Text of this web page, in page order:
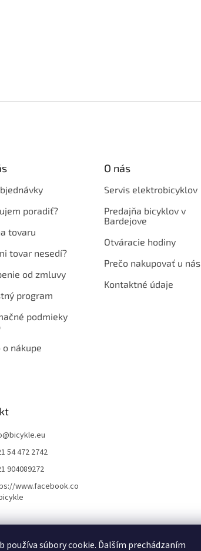
používa súbory cookie. Ďalším prechádzaním
poradiť?
tovaru
tovar nesedí?
od zmluvy
program
podmieky
o nákupe
O nás
Servis elektrobicyklov
Predajňa bicyklov v
Bardejove
Otváracie hodiny
Prečo nakupovať u nás
Kontaktné údaje
@bicykle.eu
54 472 2742
904089272
www.facebook.co